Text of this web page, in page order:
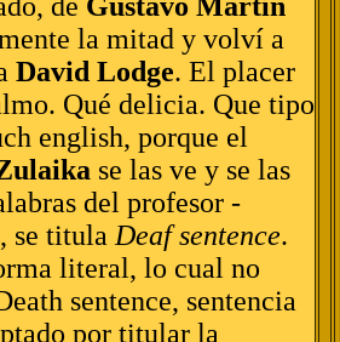
de Gustavo Martín
la mitad y volví a
David Lodge. El placer
Qué delicia. Que tipo
english, porque el
se las ve y se las
del profesor -
se titulaDeaf sentence.
literal, lo cual no
sentence, sentencia
por titular la